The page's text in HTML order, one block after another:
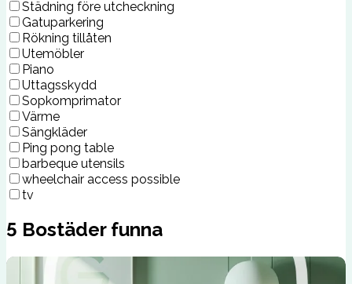
Städning före utcheckning
Gatuparkering
Rökning tillåten
Utemöbler
Piano
Uttagsskydd
Sopkomprimator
Värme
Sängkläder
Ping pong table
barbeque utensils
wheelchair access possible
tv
5 Bostäder funna